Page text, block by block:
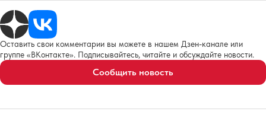
Оставить свои комментарии вы можете в нашем Дзен-канале или
группе «ВКонтакте». Подписывайтесь, читайте и обсуждайте новости.
Сообщить новость